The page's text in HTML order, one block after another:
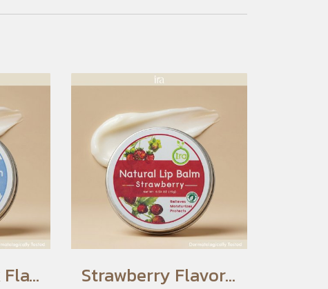
Hokkaido Milk Flavored Lip Balm Strawberry Flavored Lip Balm